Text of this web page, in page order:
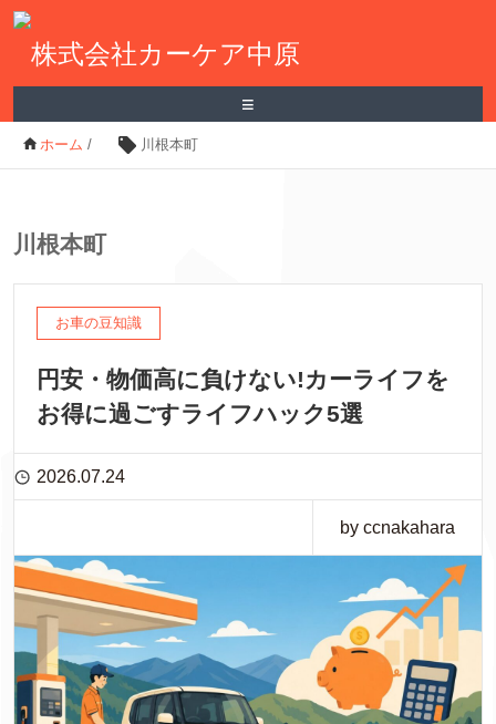
≡
ホーム / 川根本町
川根本町
お車の豆知識
円安・物価高に負けない!カーライフを
お得に過ごすライフハック5選
2026.07.24
by ccnakahara